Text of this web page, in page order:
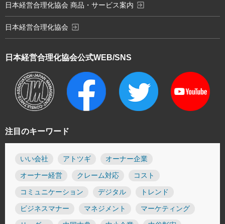
注目のキーワード
いい会社 アトツギ オーナー企業
オーナー経営 クレーム対応 コスト
コミュニケーション デジタル トレンド
ビジネスマナー マネジメント マーケティング
日本経営合理化協会公式WEB/SNS
日本経営合理化協会 商品・サービス案内 exit_to_app
日本経営合理化協会 exit_to_app